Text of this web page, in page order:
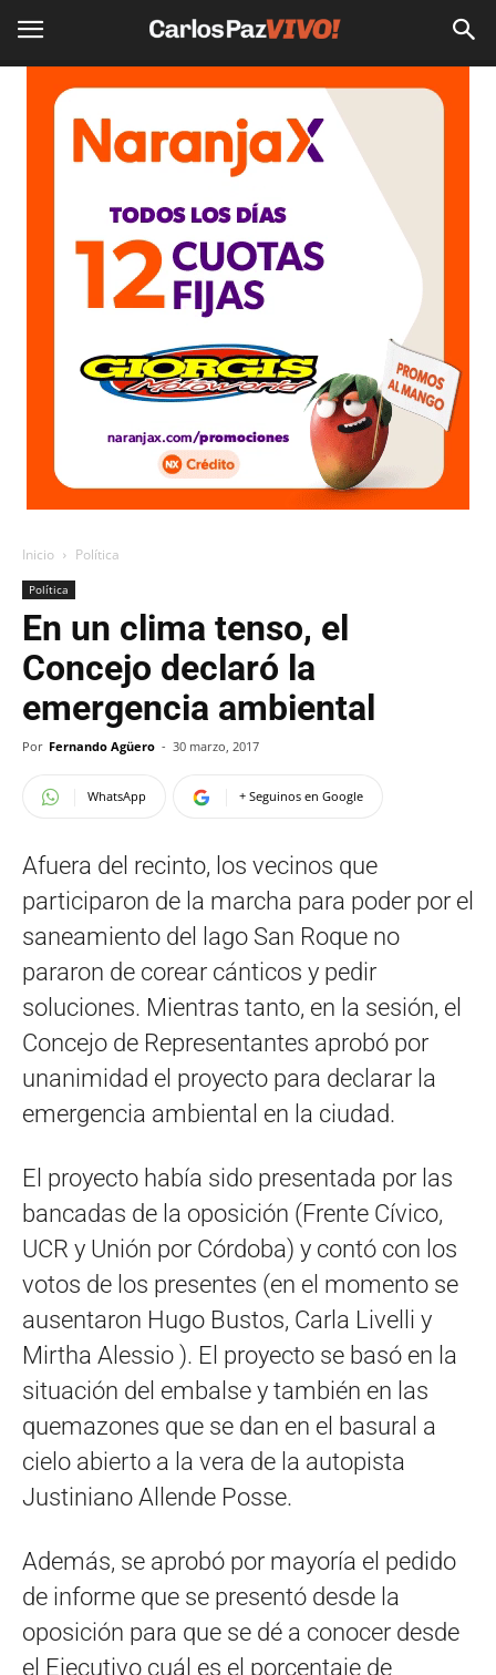
Inicio Política
Política
En un clima tenso, el
Concejo declaró la
emergencia ambiental
Por Fernando Agüero - 30 marzo, 2017
WhatsApp + Seguinos en Google
Afuera del recinto, los vecinos que
participaron de la marcha para poder por el
saneamiento del lago San Roque no
pararon de corear cánticos y pedir
soluciones. Mientras tanto, en la sesión, el
Concejo de Representantes aprobó por
unanimidad el proyecto para declarar la
emergencia ambiental en la ciudad.
El proyecto había sido presentada por las
bancadas de la oposición (Frente Cívico,
UCR y Unión por Córdoba) y contó con los
votos de los presentes (en el momento se
ausentaron Hugo Bustos, Carla Livelli y
Mirtha Alessio ). El proyecto se basó en la
situación del embalse y también en las
quemazones que se dan en el basural a
cielo abierto a la vera de la autopista
Justiniano Allende Posse.
Además, se aprobó por mayoría el pedido
de informe que se presentó desde la
oposición para que se dé a conocer desde
el Ejecutivo cuál es el porcentaje de